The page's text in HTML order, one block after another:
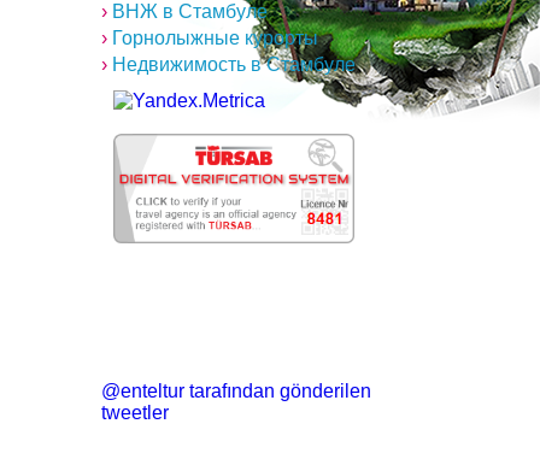
› ВНЖ в Стамбуле
› Горнолыжные курорты
› Недвижимость в Стамбуле
@enteltur tarafından gönderilen
tweetler